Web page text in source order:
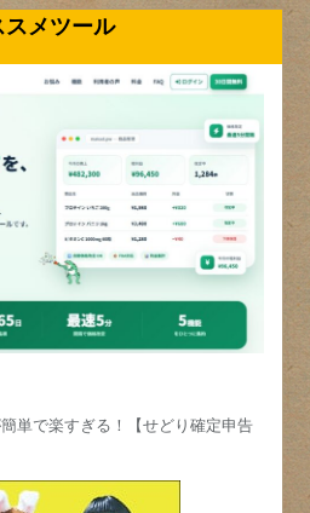
スメツール
単で楽すぎる！【せどり確定申告